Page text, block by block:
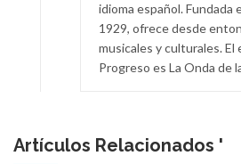
idioma español. Fundada
1929, ofrece desde
musicales y culturales. El
Progreso es La Onda de
Artículos Relacionados '